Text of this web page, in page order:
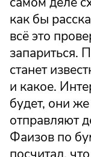
как бы
всё это
запариться.
станет
и какое.
будет, они
отправляют
Фаизов по